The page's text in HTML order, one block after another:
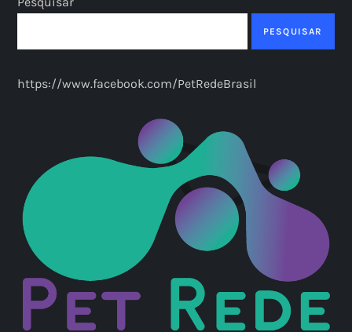
PESQUISAR
https://www.facebook.com/PetRedeBrasil